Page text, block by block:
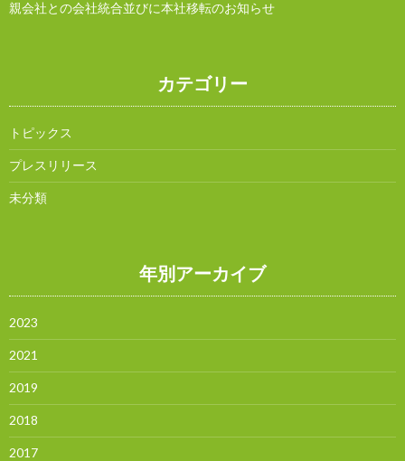
親会社との会社統合並びに本社移転のお知らせ
カテゴリー
トピックス
プレスリリース
未分類
年別アーカイブ
2023
2021
2019
2018
2017